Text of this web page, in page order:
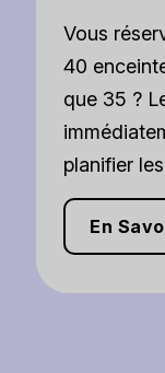
Vous
40
que 35 ?
planifier
En